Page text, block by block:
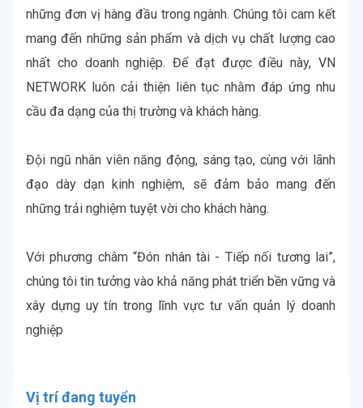
những đơn vị hàng đầu trong ngành. Chúng tôi cam kết
mang đến những sản phẩm và dịch vụ chất lượng cao
nhất cho doanh nghiệp. Để đạt được điều này, VN
NETWORK luôn cải thiện liên tục nhằm đáp ứng nhu
cầu đa dạng của thị trường và khách hàng.
Đội ngũ nhân viên năng động, sáng tạo, cùng với lãnh
đạo dày dạn kinh nghiệm, sẽ đảm bảo mang đến
những trải nghiệm tuyệt vời cho khách hàng.
Với phương châm “Đón nhân tài - Tiếp nối tương lai”,
chúng tôi tin tưởng vào khả năng phát triển bền vững và
xây dựng uy tín trong lĩnh vực tư vấn quản lý doanh
nghiệp
Vị trí đang tuyển